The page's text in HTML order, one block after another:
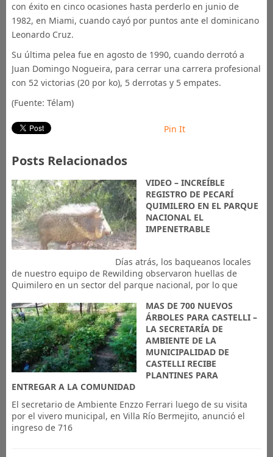
con éxito en cinco ocasiones hasta perderlo en junio de
1982, en Miami, cuando cayó por puntos ante el dominicano
Leonardo Cruz.
Su última pelea fue en agosto de 1990, cuando derrotó a
Juan Domingo Nogueira, para cerrar una carrera profesional
con 52 victorias (20 por ko), 5 derrotas y 5 empates.
(Fuente: Télam)
Pin It
Posts Relacionados
VIDEO – INCREÍBLE
REGISTRO DE PECARÍ
QUIMILERO EN EL PARQUE
NACIONAL EL
IMPENETRABLE
⠀⠀⠀⠀⠀⠀⠀⠀⠀⠀⠀⠀⠀⠀⠀⠀⠀Días atrás, los baqueanos locales
de nuestro equipo de Rewilding observaron huellas de
Quimilero en un sector del parque nacional, por lo que
MAS DE 700 NUEVOS
ÁRBOLES PARA CASTELLI –
LA SECRETARÍA DE
AMBIENTE DE LA
MUNICIPALIDAD DE
CASTELLI RECIBE
PLANTINES PARA
ENTREGAR A LA COMUNIDAD
El secretario de Ambiente Enzzo Ferrari luego de su visita
por el vivero municipal, en Villa Río Bermejito, anunció el
ingreso de 716